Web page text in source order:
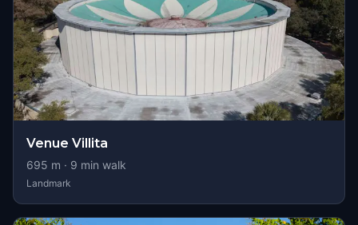
Venue Villita
695 m · 9 min walk
Landmark